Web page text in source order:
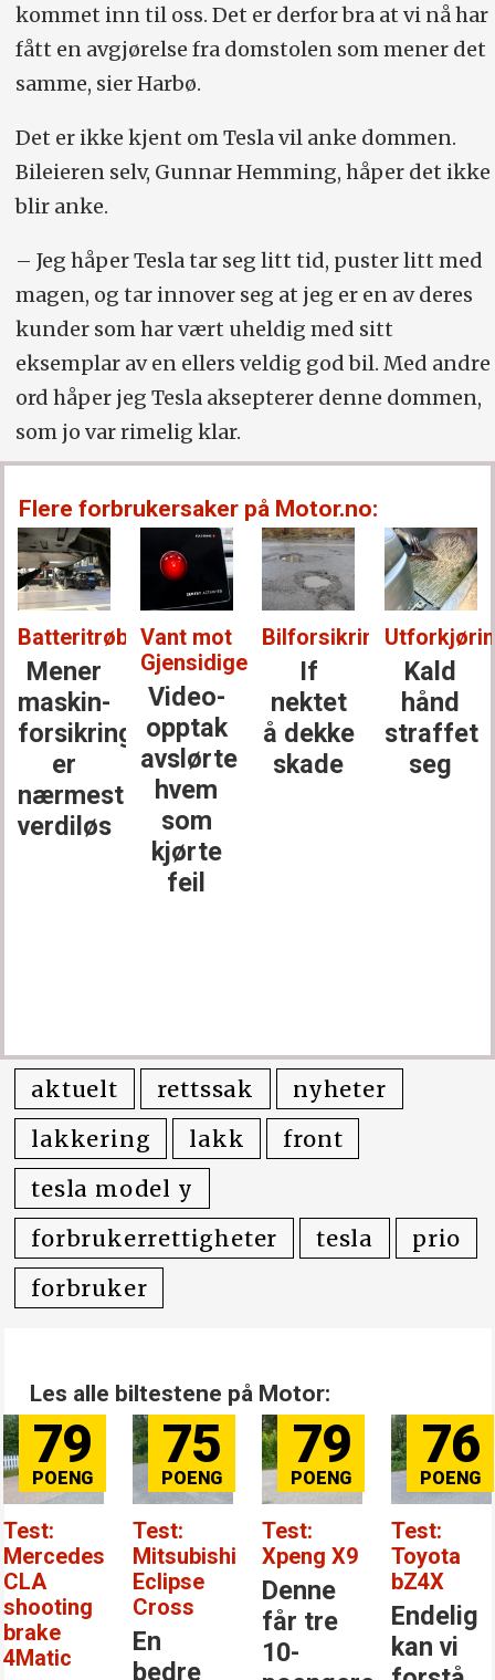
kommet inn til oss. Det er derfor bra at vi nå har
fått en avgjørelse fra domstolen som mener det
samme, sier Harbø.
Det er ikke kjent om Tesla vil anke dommen.
Bileieren selv, Gunnar Hemming, håper det ikke
blir anke.
– Jeg håper Tesla tar seg litt tid, puster litt med
magen, og tar innover seg at jeg er en av deres
kunder som har vært uheldig med sitt
eksemplar av en ellers veldig god bil. Med andre
ord håper jeg Tesla aksepterer denne dommen,
som jo var rimelig klar.
Flere forbrukersaker på Motor.no:
Batteritrøbbel:
Mener
maskin­
forsikringen
er
nærmest
verdiløs
Vant mot
Gjensidige:
Video-
opptak
avslørte
hvem
som
kjørte
feil
Bilforsikring:
If
nektet
å dekke
skade
Kald
hånd
straffet
seg
aktuelt rettssak
nyheter
lakkering
lakk
front
tesla model y
forbrukerrettigheter
tesla
prio
forbruker
Les alle biltestene på Motor:
79
Test:
Mercedes
CLA
shooting
brake
4Matic
75
Test:
Mitsubishi
Eclipse
Cross
En
bedre
79
Test:
Xpeng X9
Denne
får tre
10-
76
Test:
Toyota
bZ4X
Endelig
kan vi